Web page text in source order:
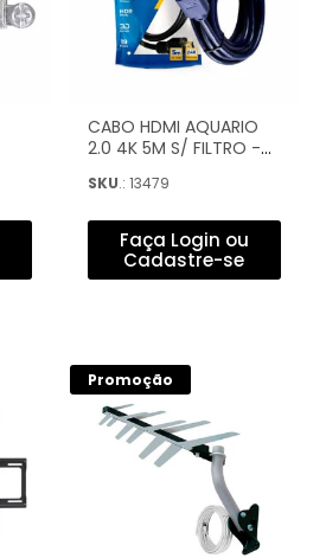
CABO HDMI AQUARIO
2.0 4K 5M S/ FILTRO -
SKU.: 13479
Faça Login ou
Cadastre-se
Promoção